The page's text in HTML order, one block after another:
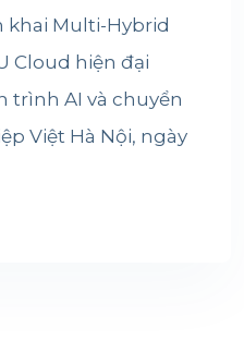
Multi-Hybrid
Cloud hiện đại
trình AI và chuyển
Việt Hà Nội, ngày